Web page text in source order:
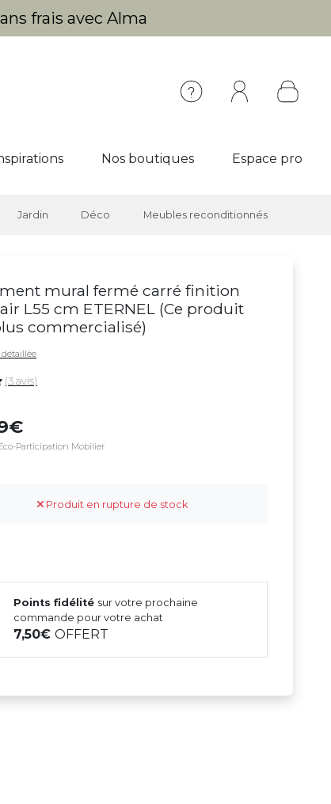
frais avec Alma
Nos boutiques Espace pro
Jardin Déco Meubles reconditionnés
mural fermé carré finition
L55 cm ETERNEL (Ce produit
commercialisé)
(3 avis)
Participation Mobilier
Produit en rupture de stock
Points fidélité sur votre prochaine
commande pour votre achat
7,50OFFERT